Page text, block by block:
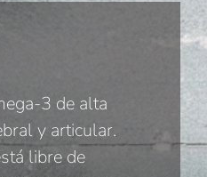
3 de alta
y articular.
libre de